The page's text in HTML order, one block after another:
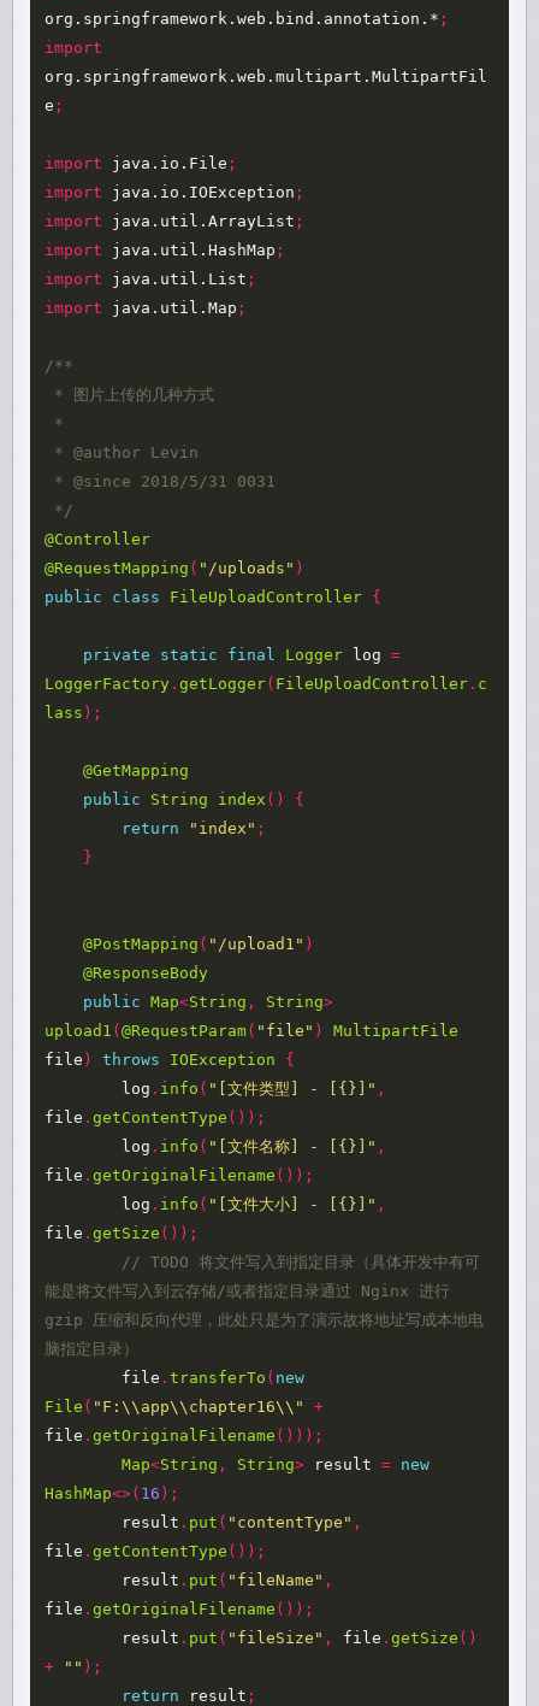
org.springframework.web.bind.annotation.* ;
import
org.springframework.web.multipart.MultipartFil
e ;
import java.io.File ;
import
java.io.IOException ;
import
java.util.ArrayList ;
import
java.util.HashMap ;
import
java.util.List ;
import
java.util.Map ;
/**
*/
@Controller
@RequestMapping ( "/uploads" )
public
class FileUploadController {
private static final Logger log
=
LoggerFactory .getLogger( FileUploadController . c
lass );
@GetMapping
public
String index ()
{
return
"index" ;
}
@PostMapping ( "/upload1" )
@ResponseBody
public
Map<String , String>
upload1 (@RequestParam( "file" )
MultipartFile
file ) throws IOException
{
log . info ( "[文件类型] - [{}]" ,
file .getContentType ());
log . info ( "[文件名称] - [{}]" ,
file .getOriginalFilename ());
log . info ( "[文件大小] - [{}]" ,
file .getSize ());
// TODO 将文件写入到指定目录（具体开发中有可
能是将文件写入到云存储/或者指定目录通过 Nginx 进行
gzip 压缩和反向代理，此处只是为了演示故将地址写成本地电
脑指定目录）
file .transferTo ( new
File ( "F:\\app\\chapter16\\"
+
file .getOriginalFilename ()));
Map<String , String> result = new
HashMap<>( 16 );
result . put ( "contentType" ,
file .getContentType ());
result . put ( "fileName" ,
file .getOriginalFilename ());
result . put ( "fileSize" , file .getSize ()
+
"" );
return
result ;